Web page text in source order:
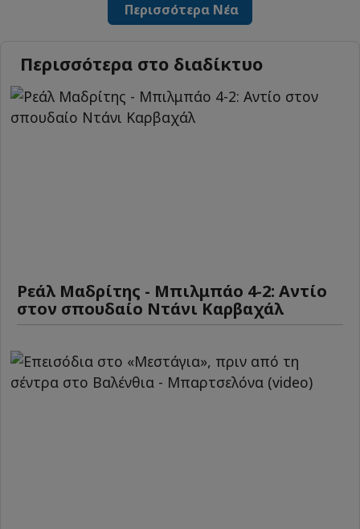
Περισσότερα Νέα
Περισσότερα στο διαδίκτυο
Ρεάλ Μαδρίτης - Μπιλμπάο 4-2: Αντίο
στον σπουδαίο Ντάνι Καρβαχάλ